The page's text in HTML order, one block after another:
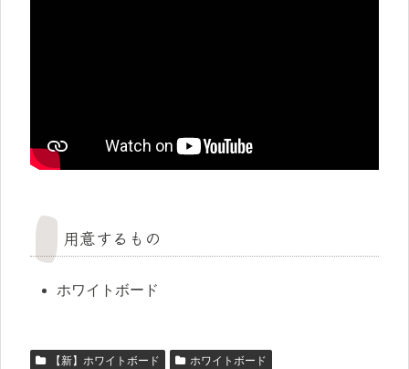
用意するもの
ホワイトボード
【新】ホワイトボード ホワイトボード